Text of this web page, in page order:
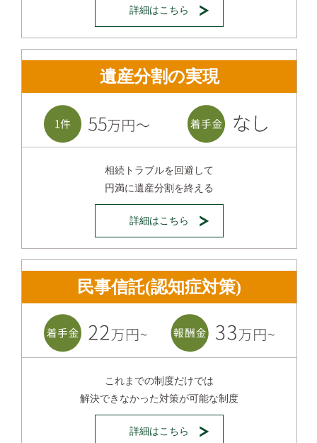
詳細はこちら
遺産分割の実現
相続トラブルを回避して
円満に遺産分割を終える
詳細はこちら
民事信託(認知症対策)
これまでの制度だけでは
解決できなかった対策が可能な制度
詳細はこちら